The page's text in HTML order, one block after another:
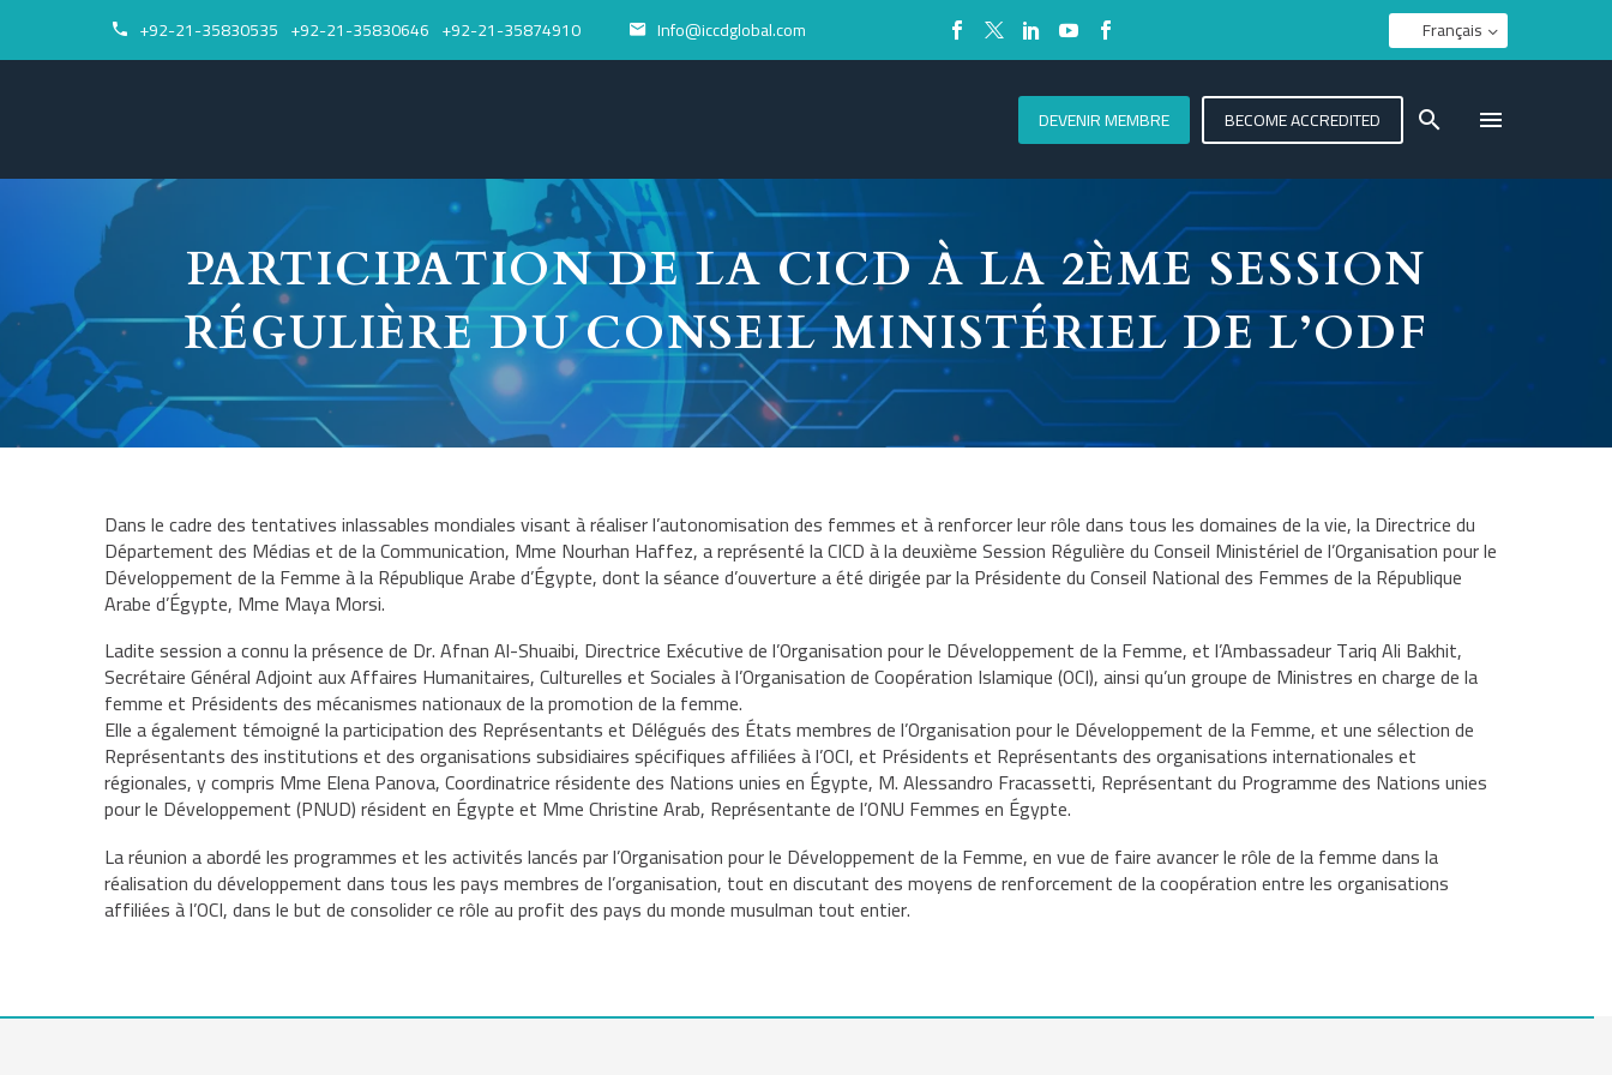

 +92-21-35830535 +92-21-35830646 +92-21-35874910 
 Info@iccdglobal.com Français
DEVENIR MEMBRE BECOME ACCREDITED
PARTICIPATION DE LA CICD À LA 2ÈME SESSION
RÉGULIÈRE DU CONSEIL MINISTÉRIEL DE L’ODF
Dans le cadre des tentatives inlassables mondiales visant à réaliser l’autonomisation des femmes et à renforcer leur rôle dans tous les domaines de la vie, la Directrice du
Département des Médias et de la Communication, Mme Nourhan Haffez, a représenté la CICD à la deuxième Session Régulière du Conseil Ministériel de l’Organisation pour le
Développement de la Femme à la République Arabe d’Égypte, dont la séance d’ouverture a été dirigée par la Présidente du Conseil National des Femmes de la République
Arabe d’Égypte, Mme Maya Morsi.
Ladite session a connu la présence de Dr. Afnan Al-Shuaibi, Directrice Exécutive de l’Organisation pour le Développement de la Femme, et l’Ambassadeur Tariq Ali Bakhit,
Secrétaire Général Adjoint aux Affaires Humanitaires, Culturelles et Sociales à l’Organisation de Coopération Islamique (OCI), ainsi qu’un groupe de Ministres en charge de la
femme et Présidents des mécanismes nationaux de la promotion de la femme.
Elle a également témoigné la participation des Représentants et Délégués des États membres de l’Organisation pour le Développement de la Femme, et une sélection de
Représentants des institutions et des organisations subsidiaires spécifiques affiliées à l’OCI, et Présidents et Représentants des organisations internationales et
régionales, y compris Mme Elena Panova, Coordinatrice résidente des Nations unies en Égypte, M. Alessandro Fracassetti, Représentant du Programme des Nations unies
pour le Développement (PNUD) résident en Égypte et Mme Christine Arab, Représentante de l’ONU Femmes en Égypte.
La réunion a abordé les programmes et les activités lancés par l’Organisation pour le Développement de la Femme, en vue de faire avancer le rôle de la femme dans la
réalisation du développement dans tous les pays membres de l’organisation, tout en discutant des moyens de renforcement de la coopération entre les organisations
affiliées à l’OCI, dans le but de consolider ce rôle au profit des pays du monde musulman tout entier.